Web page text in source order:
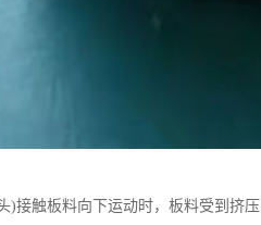
)接触板料向下运动时，板料受到挤